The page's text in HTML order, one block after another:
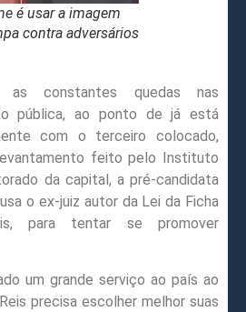
é usar a imagem
contra adversários
as constantes quedas nas
pública, ao ponto de já está
com o terceiro colocado,
feito pelo Instituto
da capital, a pré-candidata
o ex-juiz autor da Lei da Ficha
para tentar se promover
um grande serviço ao país ao
precisa escolher melhor suas